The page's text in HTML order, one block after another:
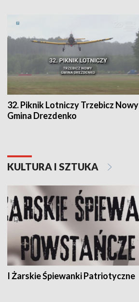
32. Piknik Lotniczy Trzebicz Nowy
Gmina Drezdenko
KULTURA I SZTUKA
I Żarskie Śpiewanki Patriotyczne